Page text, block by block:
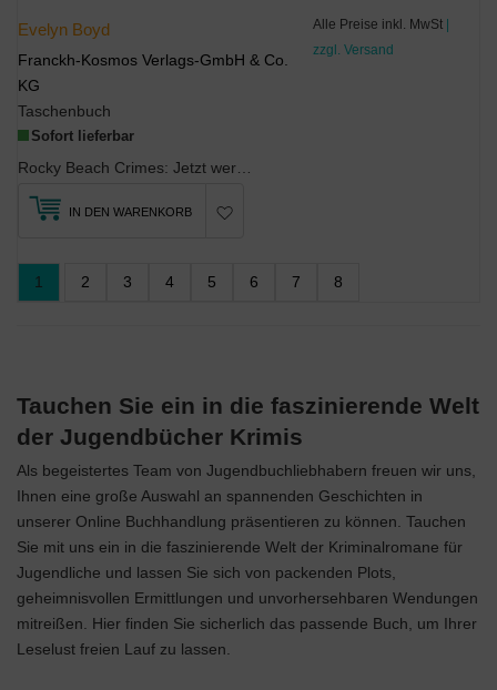
Evelyn Boyd
Franckh-Kosmos Verlags-GmbH & Co.
KG
Taschenbuch
Sofort lieferbar
Alle Preise inkl. MwSt |
zzgl. Versand
IN DEN WARENKORB
1 2 3 4 5 6 7 8
Tauchen Sie ein in die faszinierende Welt
der Jugendbücher Krimis
Als begeistertes Team von Jugendbuchliebhabern freuen wir uns,
Ihnen eine große Auswahl an spannenden Geschichten in
unserer Online Buchhandlung präsentieren zu können. Tauchen
Sie mit uns ein in die faszinierende Welt der Kriminalromane für
Jugendliche und lassen Sie sich von packenden Plots,
geheimnisvollen Ermittlungen und unvorhersehbaren Wendungen
mitreißen. Hier finden Sie sicherlich das passende Buch, um Ihrer
Leselust freien Lauf zu lassen.